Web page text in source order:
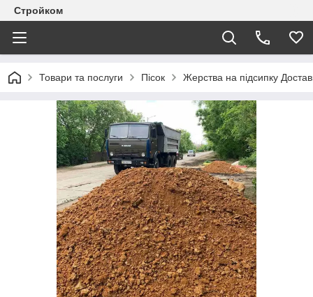
Стройком
Товари та послуги Пісок Жерства на підсипку